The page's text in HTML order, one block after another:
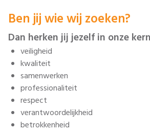
Ben jij wie wij zoeken?
Dan herken jij jezelf in onze
veiligheid
kwaliteit
samenwerken
professionaliteit
respect
verantwoordelijkheid
betrokkenheid